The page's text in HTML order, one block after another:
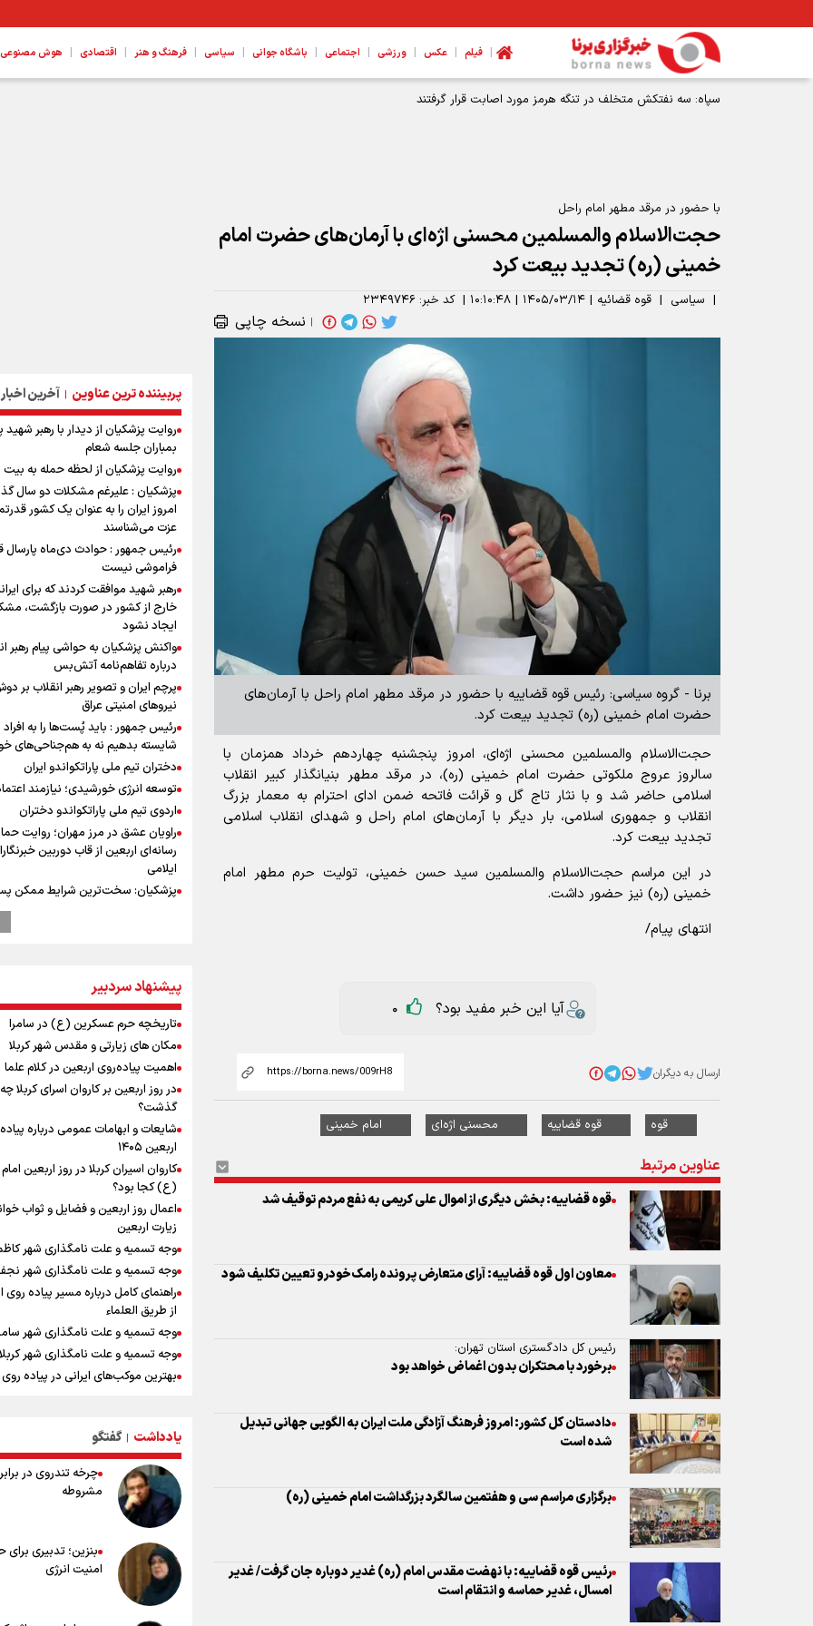
| فیلم | عکس | ورزشی | اجتماعی | باشگاه جوانی | سیاسی | فرهنگ و هنر | اقتصادی | هوش مصنوعی،
با حضور در مرقد مطهر امام راحل
حجت‌الاسلام والمسلمین محسنی اژه‌ای با آرمان‌های حضرت امام
خمینی (ره) تجدید بیعت کرد
| سیاسی | قوه قضائیه | ۱۴۰۵/۰۳/۱۴ | ۱۰:۱۰:۴۸ | کد خبر: ۲۳۴۹۷۴۶
| نسخه چاپی
برنا - گروه سیاسی: رئیس قوه قضاییه با حضور در مرقد مطهر امام راحل با آرمان‌های
حضرت امام خمینی (ره) تجدید بیعت کرد.
حجت‌الاسلام والمسلمین محسنی اژه‌ای، امروز پنجشنبه چهاردهم خرداد همزمان با
سالروز عروج ملکوتی حضرت امام خمینی (ره)، در مرقد مطهر بنیانگذار کبیر انقلاب
اسلامی حاضر شد و با نثار تاج گل و قرائت فاتحه ضمن ادای احترام به معمار بزرگ
انقلاب و جمهوری اسلامی، بار دیگر با آرمان‌های امام راحل و شهدای انقلاب اسلامی
تجدید بیعت کرد.
در این مراسم حجت‌الاسلام والمسلمین سید حسن خمینی، تولیت حرم مطهر امام
خمینی (ره) نیز حضور داشت.
انتهای پیام/
آیا این خبر مفید بود؟ 0
ارسال به دیگران
قوه قوه قضاییه محسنی اژه‌ای امام خمینی
عناوین مرتبط
قوه قضاییه: بخش دیگری از اموال علی کریمی به نفع مردم توقیف شد
معاون اول قوه قضاییه: آرای متعارض پرونده رامک‌خودرو تعیین تکلیف شود
رئیس کل دادگستری استان تهران:
برخورد با محتکران بدون اغماض خواهد بود
دادستان کل کشور: امروز فرهنگ آزادگی ملت ایران به الگویی جهانی تبدیل
شده است
برگزاری مراسم سی و هفتمین سالگرد بزرگداشت امام خمینی (ره)
رئیس قوه قضاییه: با نهضت مقدس امام (ره) غدیر دوباره جان گرفت/ غدیر
امسال، غدیر حماسه و انتقام است
پربیننده ترین عناوین | آخرین اخبار
روایت پزشکیان از دیدار با رهبر
بمباران جلسه شعام
روایت پزشکیان از لحظه حمله به بیت
پزشکیان : علیرغم مشکلات دو سال
امروز ایران را به عنوان یک کشور
عزت می‌شناسند
رئیس جمهور : حوادث دی‌ماه پارسال
فراموشی نیست
رهبر شهید موافقت کردند که برای
خارج از کشور در صورت بازگشت،
ایجاد نشود
واکنش پزشکیان به حواشی پیام رهبر
درباره تفاهم‌نامه آتش‌بس
پرچم ایران و تصویر رهبر انقلاب بر
نیروهای امنیتی عراق
رئیس جمهور : باید پُست‌ها را به افراد
شایسته بدهیم نه به هم‌جناحی‌های
دختران تیم ملی پاراتکواندو ایران
توسعه انرژی خورشیدی؛ نیازمند
اردوی تیم ملی پاراتکواندو دختران
راویان عشق در مرز مهران؛ روایت
رسانه‌ای اربعین از قاب دوربین
ایلامی
پزشکیان: سخت‌ترین شرایط ممکن
انقلاب را تجربه میکنیم/ اگر تا امروز
بخاطر همه‌ مردم نجیب ایران بوده
انتظار سیگنال هرمز / دلار
یا طلا صعودی می‌ماند؟
پزشکیان: فلسطین هرگز از اولویت
خارجی ایران خارج نخواهد شد/ از هر
رهبران فلسطینی در روند مذاکرات
می‌کنیم
عملیات تجهیز کتابخانه روستای هدف
گردشگری ریاب به پایان رسید
ترس نتانیاهو از ترور
فرود یک بالگرد در بیمارستان رمبام
اشغالی در پی هلاکت ۲ نظامی
زخمی شدن ۷ نظامی دیگر
ارتش صهیونیستی زمین‌های کشاورزی
جنوب لبنان را به آتش کشید
چه کسی باید قیمت‌ها را تعیین کند؟
بازگشت روان دو میلیون و هشتصد
اربعین از مرزهای شش‌گانه
زائران اربعین حسینی در مرز تمرچین
ایران آقای بلامنازع تنگه هرمز
وزیر خارجه مصر: رژیم اسراییل بدون
مستمری مددجویان کفاف زندگی را
/ حمایت از ۱۹هزار زن‌ سرپرست خانوار
پیشنهاد سردبیر
تاریخچه حرم عسکرین (ع) در سامرا
مکان های زیارتی و مقدس شهر کربلا
اهمیت پیاده‌روی اربعین در کلام علما
در روز اربعین بر کاروان اسرای کربلا چه
گذشت؟
شایعات و ابهامات عمومی درباره
اربعین ۱۴۰۵
کاروان اسیران کربلا در روز اربعین
(ع) کجا بود؟
اعمال روز اربعین و فضایل و ثواب
زیارت اربعین
وجه تسمیه و علت نامگذاری شهر
وجه تسمیه و علت نامگذاری شهر
راهنمای کامل درباره مسیر پیاده روی
از طریق العلماء
وجه تسمیه و علت نامگذاری شهر
وجه تسمیه و علت نامگذاری شهر کربلا
بهترین موکب‌های ایرانی در پیاده
پیاده روی اربعین
خطرات پیاده روی اربعین/ ۷
سفری ایمن و معنوی
۲۰ نکته دوستانه درباره پیاده روی
عراقی ها
۸۰ توصیه کاربردی برای ۸۰
اربعین
توصیه های کاربردی برای زائران در
اربعین
یادداشت | گفتگو
چرخه تندروی در
مشروطه
بنزین؛ تدبیری
امنیت انرژی